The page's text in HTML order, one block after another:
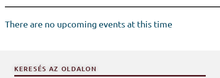
There are no upcoming events at this time
KERESÉS AZ OLDALON